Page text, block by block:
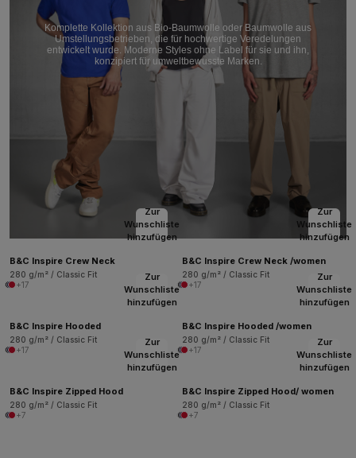
Komplette Kollektion aus Bio-Baumwolle oder Baumwolle aus
Umstellungsbetrieben, die für hochwertige Veredelungen
entwickelt wurde. Moderne Styles ohne Label für sie und ihn,
konzipiert für umweltbewusste Marken.
Zur
Wunschliste
hinzufügen
B&C Inspire Crew Neck
280 g/m² / Classic Fit
+17
Zur
Wunschliste
hinzufügen
B&C Inspire Crew Neck /women
280 g/m² / Classic Fit
+17
Zur
Wunschliste
hinzufügen
B&C Inspire Hooded
280 g/m² / Classic Fit
+17
Zur
Wunschliste
hinzufügen
B&C Inspire Hooded /women
280 g/m² / Classic Fit
+17
Zur
Wunschliste
hinzufügen
B&C Inspire Zipped Hood
280 g/m² / Classic Fit
+7
Zur
Wunschliste
hinzufügen
B&C Inspire Zipped Hood/ women
280 g/m² / Classic Fit
+7